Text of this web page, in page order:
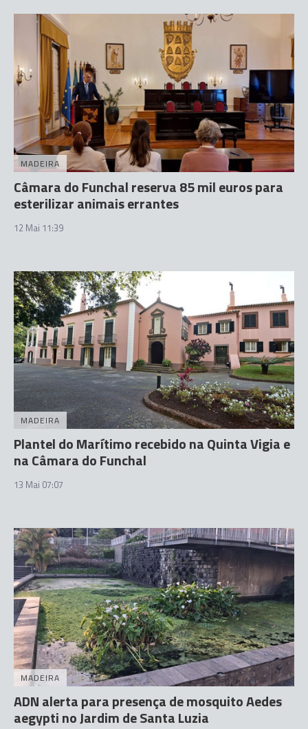
MADEIRA
Câmara do Funchal reserva 85 mil euros para
esterilizar animais errantes
12 Mai 11:39
MADEIRA
Plantel do Marítimo recebido na Quinta Vigia e
na Câmara do Funchal
13 Mai 07:07
MADEIRA
ADN alerta para presença de mosquito Aedes
aegypti no Jardim de Santa Luzia